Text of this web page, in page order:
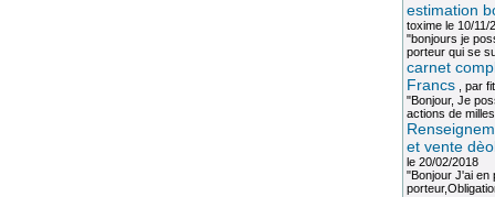
estimation
toximele 10/11/
"bonjours je
porteur qui se
carnet
Francs, par
"Bonjour, Je
actions de
et vente
le 20/02/2018
"Bonjour J'ai en